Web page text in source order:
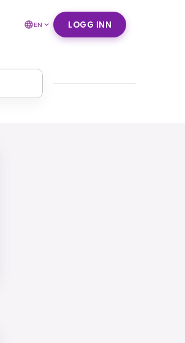
EN LOGG INN